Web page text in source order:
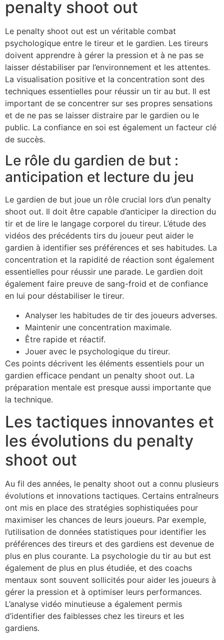
penalty shoot out
Le penalty shoot out est un véritable combat
psychologique entre le tireur et le gardien. Les tireurs
doivent apprendre à gérer la pression et à ne pas se
laisser déstabiliser par l’environnement et les attentes.
La visualisation positive et la concentration sont des
techniques essentielles pour réussir un tir au but. Il est
important de se concentrer sur ses propres sensations
et de ne pas se laisser distraire par le gardien ou le
public. La confiance en soi est également un facteur clé
de succès.
Le rôle du gardien de but :
anticipation et lecture du jeu
Le gardien de but joue un rôle crucial lors d’un penalty
shoot out. Il doit être capable d’anticiper la direction du
tir et de lire le langage corporel du tireur. L’étude des
vidéos des précédents tirs du joueur peut aider le
gardien à identifier ses préférences et ses habitudes. La
concentration et la rapidité de réaction sont également
essentielles pour réussir une parade. Le gardien doit
également faire preuve de sang-froid et de confiance
en lui pour déstabiliser le tireur.
Analyser les habitudes de tir des joueurs adverses.
Maintenir une concentration maximale.
Être rapide et réactif.
Jouer avec le psychologique du tireur.
Ces points décrivent les éléments essentiels pour un
gardien efficace pendant un penalty shoot out. La
préparation mentale est presque aussi importante que
la technique.
Les tactiques innovantes et
les évolutions du penalty
shoot out
Au fil des années, le penalty shoot out a connu plusieurs
évolutions et innovations tactiques. Certains entraîneurs
ont mis en place des stratégies sophistiquées pour
maximiser les chances de leurs joueurs. Par exemple,
l’utilisation de données statistiques pour identifier les
préférences des tireurs et des gardiens est devenue de
plus en plus courante. La psychologie du tir au but est
également de plus en plus étudiée, et des coachs
mentaux sont souvent sollicités pour aider les joueurs à
gérer la pression et à optimiser leurs performances.
L’analyse vidéo minutieuse a également permis
d’identifier des faiblesses chez les tireurs et les
gardiens.